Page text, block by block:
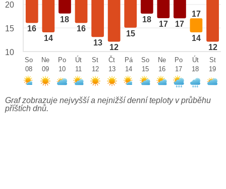
16
14
18
16
13
12
15
18
17 17
17
14
12
20
15
10
So
08
Ne
09
Po
10
Út
11
St
12
Čt
13
Pá
14
So
15
Ne
16
Po
17
Út
18
St
19
Graf zobrazuje nejvyšší a nejnižší denní teploty v průběhu
příštích dnů.